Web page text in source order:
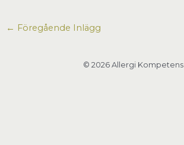
← Föregående Inlägg
© 2026 Allergi Kompetens